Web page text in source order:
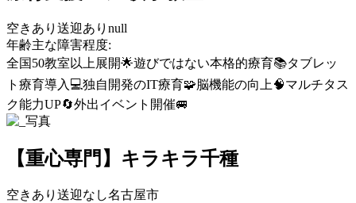
空きあり 送迎あり null
年齢主な障害程度:
全国50教室以上展開🌟遊びではない本格的療育📚タブレッ
ト療育導入💻独自開発のIT療育🧩 脳機能の向上🧠マルチタス
ク能力UP🔄外出イベント開催🚐
【重心専門】キラキラ千種
空きあり 送迎なし名古屋市